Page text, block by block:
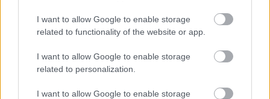
I want to allow Google to enable storage
related to functionality of the website or app.
I want to allow Google to enable storage
related to personalization.
I want to allow Google to enable storage
1 napja
Montoya szerint Antonelli kedvessége sem segít